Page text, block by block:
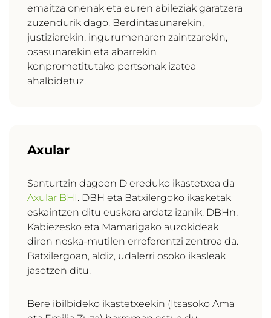
emaitza onenak eta euren abileziak garatzera
zuzendurik dago. Berdintasunarekin,
justiziarekin, ingurumenaren zaintzarekin,
osasunarekin eta abarrekin
konprometitutako pertsonak izatea
ahalbidetuz.
Axular
Santurtzin dagoen D ereduko ikastetxea da
Axular BHI. DBH eta Batxilergoko ikasketak
eskaintzen ditu euskara ardatz izanik. DBHn,
Kabiezesko eta Mamarigako auzokideak
diren neska-mutilen erreferentzi zentroa da.
Batxilergoan, aldiz, udalerri osoko ikasleak
jasotzen ditu.
Bere ibilbideko ikastetxeekin (Itsasoko Ama